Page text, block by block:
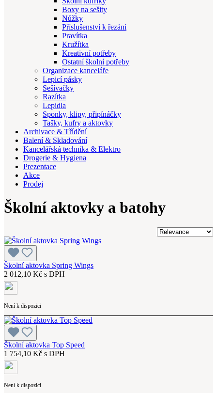
Boxy na sešity
Nůžky
Příslušenství k řezání
Pravítka
Kružítka
Kreativní potřeby
Ostatní školní potřeby
Organizace kanceláře
Lepicí pásky
Sešívačky
Razítka
Lepidla
Sponky, klipy, připínáčky
Tašky, kufry a aktovky
Archivace & Třídění
Balení & Skladování
Kancelářská technika & Elektro
Drogerie & Hygiena
Prezentace
Akce
Prodej
Školní aktovky a batohy
Školní aktovka Spring Wings
2 012,10 Kč s DPH
Není k dispozici
Školní aktovka Top Speed
1 754,10 Kč s DPH
Není k dispozici